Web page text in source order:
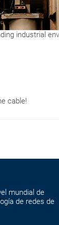
industrial
cable!
mundial de
de redes de